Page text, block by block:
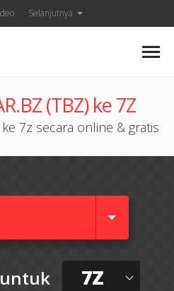
Selanjutnya
(TBZ) ke 7Z
7z secara online & gratis
untuk 7Z